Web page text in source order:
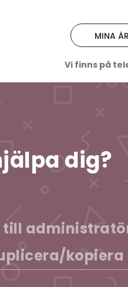
MINA
Vi finns på
dig?
till
kopiera